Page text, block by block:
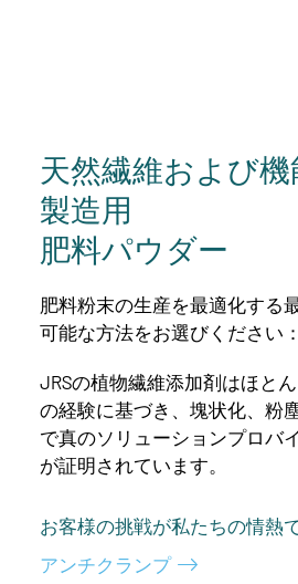
天然繊維および
製造用
肥料パウダー
肥料粉末の生産を最適化する
可能な方法をお選びください：
JRSの植物繊維添加剤はほと
の経験に基づき、塊状化、粉
で真のソリューションプロバ
が証明されています。
お客様の挑戦が私たちの情熱
アンチクランプ